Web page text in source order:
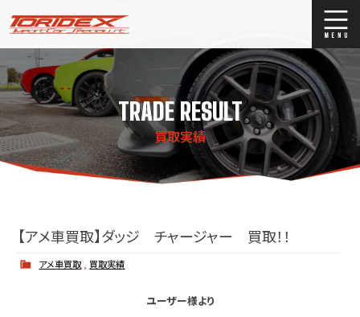
ブログ
Stock list
ストックリスト
買取
TRADE RESULT
買取実績
【アメ車買取】ダッジ チャージャー 買取！！
アメ車買取 買取実績
ユーザー様より